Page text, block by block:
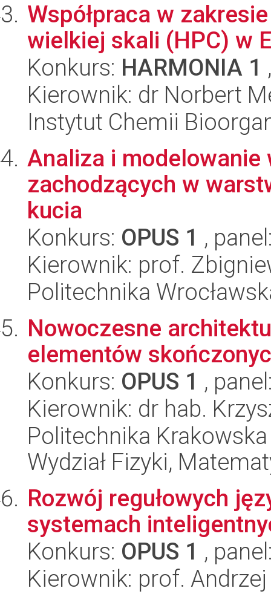
Współpraca w
wielkiej skali (HPC) w
Konkurs: HARMONIA 1
Kierownik: dr Norbert
Instytut Chemii
Analiza i
zachodzących w
kucia
Konkurs: OPUS 1 ,
Kierownik: prof.
Politechnika
Nowoczesne
elementów
Konkurs: OPUS 1 ,
Kierownik: dr hab.
Politechnika
Wydział Fizyki,
Rozwój regułowych
systemach
Konkurs: OPUS 1 ,
Kierownik: prof. Andrzej